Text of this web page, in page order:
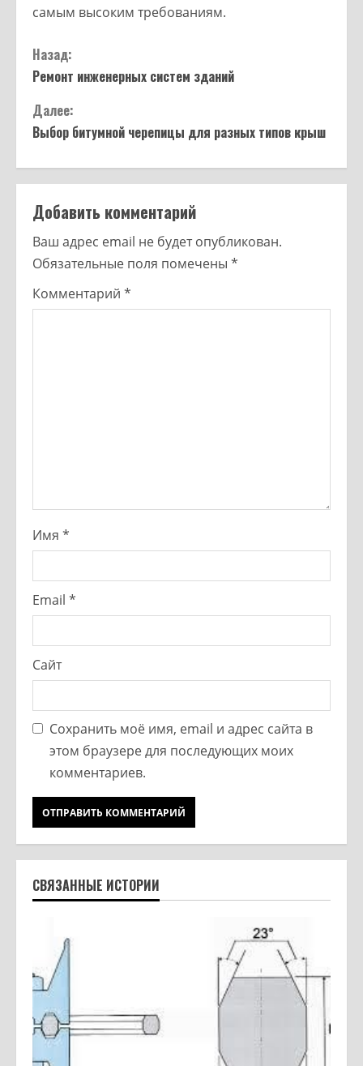
самым высоким требованиям.
Назад:
Ремонт инженерных систем зданий
Далее:
Выбор битумной черепицы для разных типов крыш
Добавить комментарий
Ваш адрес email не будет опубликован.
Обязательные поля помечены *
Комментарий *
Имя *
Email *
Сайт
Сохранить моё имя, email и адрес сайта в
этом браузере для последующих моих
комментариев.
СВЯЗАННЫЕ ИСТОРИИ